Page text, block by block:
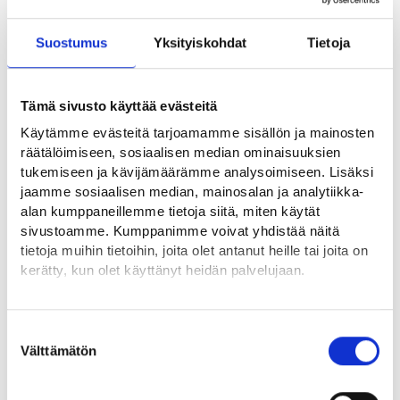
Suostumus Yksityiskohdat Tietoja
Tämä sivusto käyttää evästeitä
Käytämme evästeitä tarjoamamme sisällön ja mainosten
räätälöimiseen, sosiaalisen median ominaisuuksien
tukemiseen ja kävijämäärämme analysoimiseen. Lisäksi
jaamme sosiaalisen median, mainosalan ja analytiikka-
alan kumppaneillemme tietoja siitä, miten käytät
sivustoamme. Kumppanimme voivat yhdistää näitä
tietoja muihin tietoihin, joita olet antanut heille tai joita on
kerätty, kun olet käyttänyt heidän palvelujaan.
Löydät tietoa evästeiden käyttötarkoituksista
Lue tarkemmin
valinta
Välttämätön
vuodessa. Opinnot pystyi suorittamaan todella joustavasti
Porin yliopistokeskuksella monimuoto-opintoina.
murroksessa, mutta antanut myös jatkuvasti mahdollisuuksia
kasvaa ja kehittyä ammatillisesti. Olen päässyt vetämään
tutkimushankkeita, niin Helenin omia kuin vastaamaan
Suomen kokonaisuuksista laajemmissa EU-hankkeissa,
tekemään tuotekehitystä ja kaupallistamaan
sähkövarastotuotteita ja -palveluita. Palveluliiketoiminnan
kasvava asema bisneksessä on saanut minut kiinnostumaan
myös insinöörille hieman epätyypillisesti ratkaisun sijaan
aidosti asiakkaan ongelmista. Ennen tämänhetkistä
kehityksessä, jossa pääsin opiskelemaan myös design
thinkingin menetelmiä. Hyödynnän sekä yliopisto-opintojeni